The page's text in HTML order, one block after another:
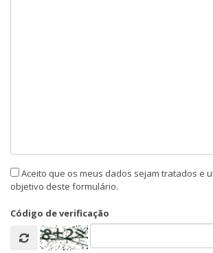
Aceito que os meus dados sejam tratados e
objetivo deste formulário.
Código de verificação